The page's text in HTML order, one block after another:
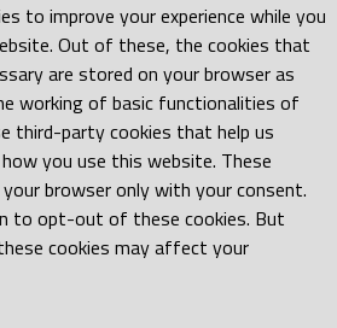
to improve your experience while you
Out of these, the cookies that
are stored on your browser as
working of basic functionalities of
third-party cookies that help us
you use this website. These
browser only with your consent.
to opt-out of these cookies. But
cookies may affect your